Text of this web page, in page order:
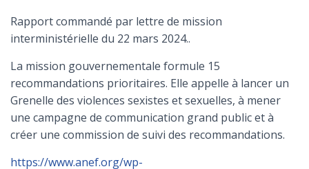
I
Rapport commandé par lettre de mission
interministérielle du 22 mars 2024..
La mission gouvernementale formule 15
recommandations prioritaires. Elle appelle à lancer un
Grenelle des violences sexistes et sexuelles, à mener
une campagne de communication grand public et à
créer une commission de suivi des recommandations.
https://www.anef.org/wp-